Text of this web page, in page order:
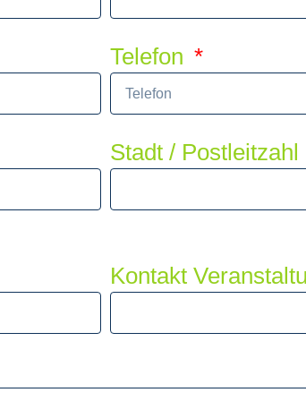
Telefon
Stadt / Postleitzahl
Kontakt